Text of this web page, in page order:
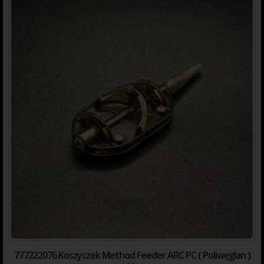
777222076 Koszyczek Method Feeder ARC PC ( Poliwęglan )
Pod tymi linkami zamieszczone są informacje
o sposobach usunięcia cookies w wybranych
przeglądarkach internetowych:
Firefox:
http://support.mozilla.org/pl/kb/usuwanie-
ciasteczek,
Opera:
hl=pl&answer=95647,